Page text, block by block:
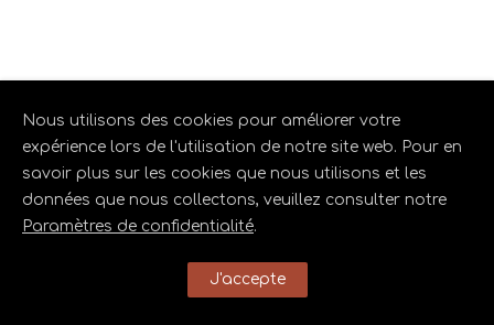
Nous utilisons des cookies pour améliorer votre
expérience lors de l'utilisation de notre site web. Pour en
savoir plus sur les cookies que nous utilisons et les
données que nous collectons, veuillez consulter notre
Paramètres de confidentialité.
J'accepte